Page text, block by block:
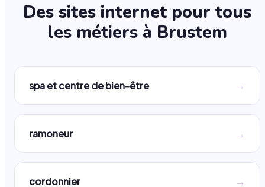
Des sites internet pour tous
les métiers à Brustem
spa et centre de bien-être →
ramoneur →
cordonnier →